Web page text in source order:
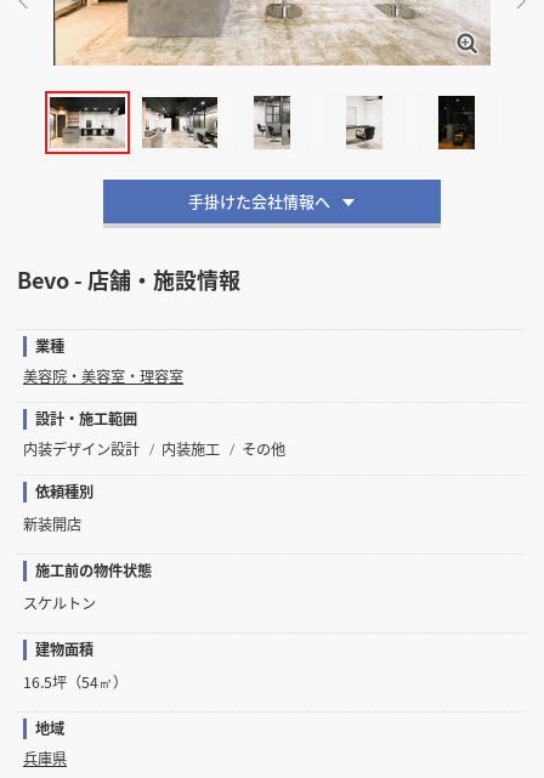
店舗開業・改装をご検討中の方へ
手掛けた会社情報へ
Bevo - 店舗・施設情報
業種
美容院・美容室・理容室
設計・施工範囲
内装デザイン設計
内装施工
その他
依頼種別
新装開店
施工前の物件状態
スケルトン
建物面積
16.5坪（54㎡）
地域
兵庫県